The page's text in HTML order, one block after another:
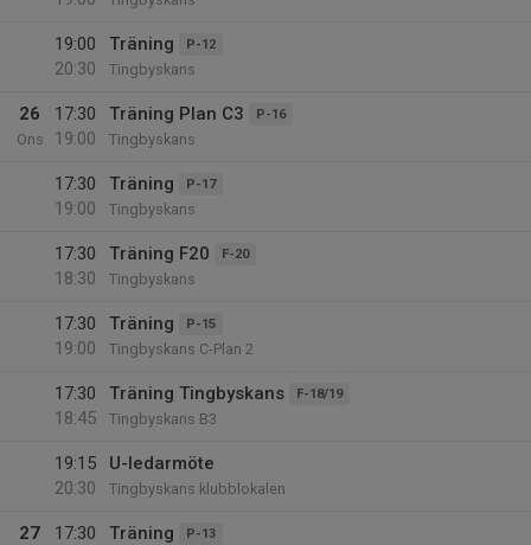
19:00
20:30
Träning P-12
Tingbyskans
26
Ons
17:30
19:00
Träning Plan C3 P-16
Tingbyskans
17:30
19:00
Träning P-17
Tingbyskans
17:30
18:30
Träning F20 F-20
Tingbyskans
17:30
19:00
Träning P-15
Tingbyskans C-Plan 2
17:30
18:45
Träning Tingbyskans F-18/19
Tingbyskans B3
19:15
20:30
U-ledarmöte
Tingbyskans klubblokalen
27
17:30
Träning P-13